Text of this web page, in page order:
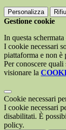
Personalizza
Gestione cookie
In questa
I cookie necessari
piattaforma e non è
Per conoscere
visionare la
Cookie necessari
I cookie necessari
disabilitati. È
policy.